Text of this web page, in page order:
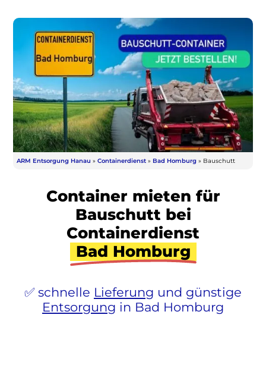
ARM Entsorgung Hanau » Containerdienst » Bad Homburg » Bauschutt
Container mieten für
Bauschutt bei
Containerdienst
Bad Homburg
schnelle Lieferung und günstige
Entsorgung in Bad Homburg